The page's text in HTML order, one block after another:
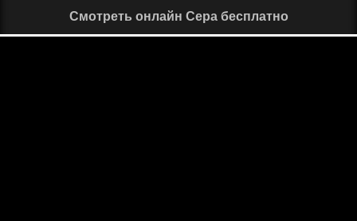
Смотреть онлайн Сера бесплатно